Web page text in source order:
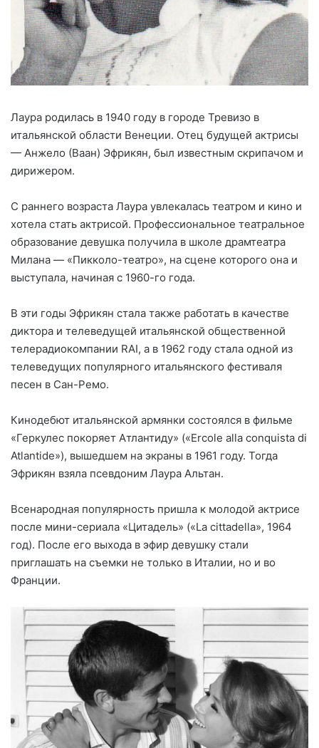
Лаура родилась в 1940 году в городе Тревизо в
итальянской области Венеции. Отец будущей актрисы
— Анжело (Ваан) Эфрикян, был известным скрипачом и
дирижером.
С раннего возраста Лаура увлекалась театром и кино и
хотела стать актрисой. Профессиональное театральное
образование девушка получила в школе драмтеатра
Милана — «Пикколо-театро», на сцене которого она и
выступала, начиная с 1960-го года.
В эти годы Эфрикян стала также работать в качестве
диктора и телеведущей итальянской общественной
телерадиокомпании RAI, а в 1962 году стала одной из
телеведущих популярного итальянского фестиваля
песен в Сан-Ремо.
Кинодебют итальянской армянки состоялся в фильме
«Геркулес покоряет Атлантиду» («Ercole alla conquista di
Atlantide»), вышедшем на экраны в 1961 году. Тогда
Эфрикян взяла псевдоним Лаура Альтан.
Всенародная популярность пришла к молодой актрисе
после мини-сериала «Цитадель» («La cittadella», 1964
год). После его выхода в эфир девушку стали
приглашать на съемки не только в Италии, но и во
Франции.